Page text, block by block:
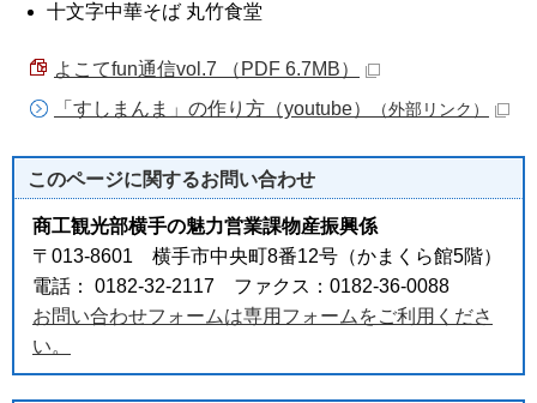
十文字中華そば 丸竹食堂
よこてfun通信vol.7 （PDF 6.7MB）
「すしまんま」の作り方（youtube）
（外部リンク）
このページに関するお問い合わせ
商工観光部横手の魅力営業課物産振興係
〒013-8601 横手市中央町8番12号（かまくら館5階）
電話： 0182-32-2117 ファクス：0182-36-0088
お問い合わせフォームは専用フォームをご利用くださ
い。